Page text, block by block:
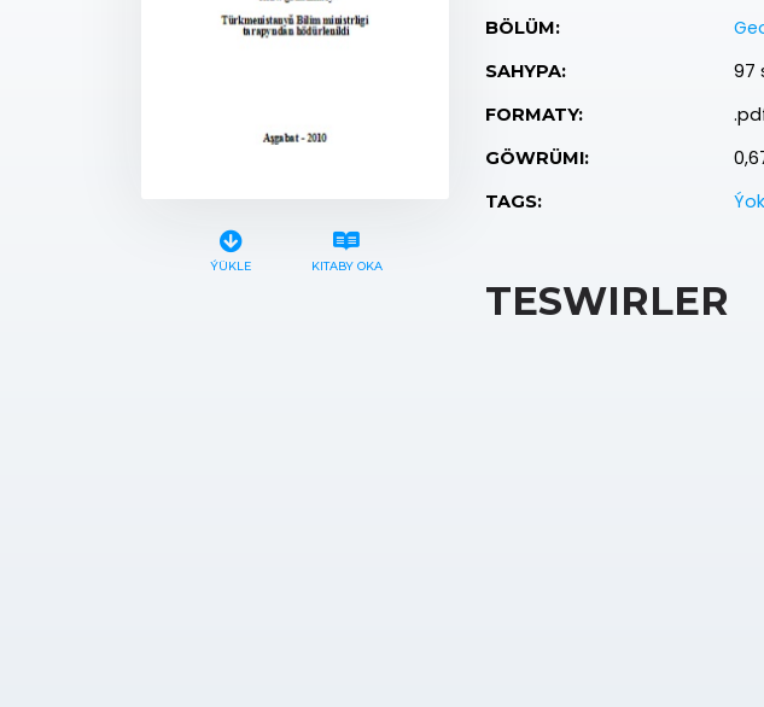
ÝÜKLE KITABY OKA
BÖLÜM:
SAHYPA: 97
FORMATY:
GÖWRÜMI:
TAGS:
TESWIRLER